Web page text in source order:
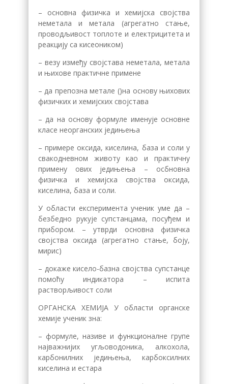
– основна физичка и хемијска својства
неметала и метала (агрегатно стање,
проводљивост топлоте и електрицитета и
реакцију са кисеоником)
– везу између својстава неметала, метала
и њихове практичне примене
– да препозна метале ()на основу њихових
физичких и хемијских својстава
– да на основу формуле именује основне
класе неорганских једињења
– примере оксида, киселина, база и соли у
свакодневном животу као и практичну
примену ових једињења – осбновна
физичка и хемијска својства оксида,
киселина, база и соли.
У области експеримента ученик уме да –
безбедно рукује супстанцама, посуђем и
прибором. – утврди основна физичка
својства оксида (агрегатно стање, боју,
мирис)
– докаже кисело-базна својства супстанце
помоћу индикатора – испита
растворљивост соли
ОРГАНСКА ХЕМИЈА У области органске
хемије ученик зна:
– формуле, називе и функционалне групе
најважнијих угљоводоника, алкохола,
карбонилних једињења, карбоксилних
киселина и естара